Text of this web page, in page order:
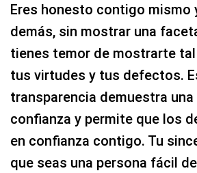
Eres honesto contigo mismo
demás, sin mostrar una
tienes temor de mostrarte
tus virtudes y tus defectos.
transparencia demuestra
confianza y permite que los
en confianza contigo. Tu
que seas una persona fácil